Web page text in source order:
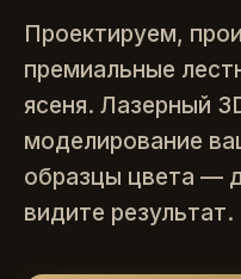
Проектируем,
премиальные
ясеня. Лазерный
моделирование
образцы цвета —
видите результат.